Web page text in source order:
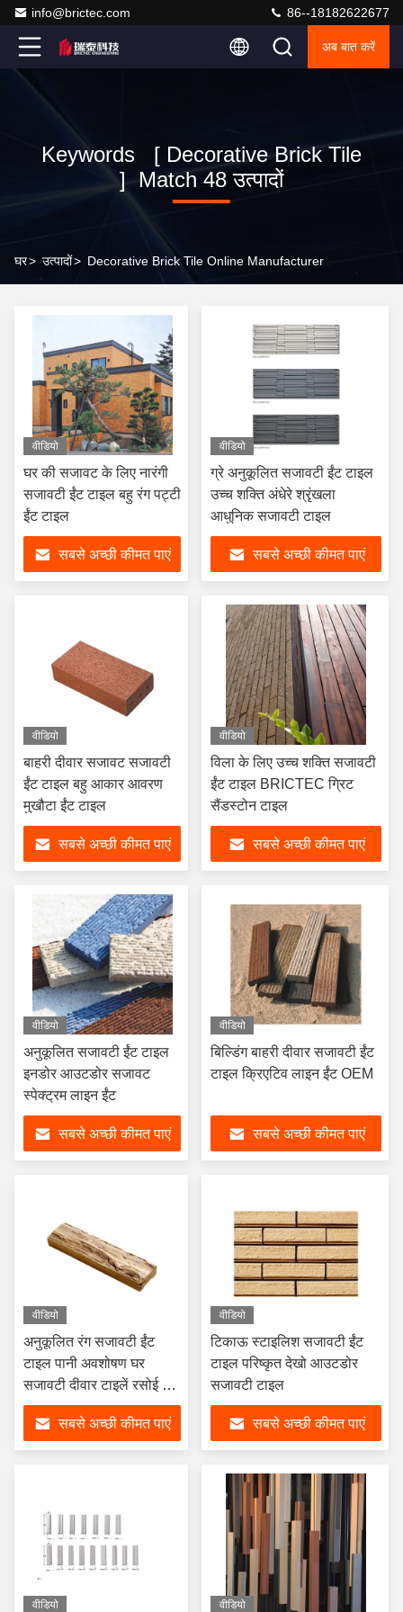
info@brictec.com 86--18182622677
अब बात करें
Keywords [ Decorative Brick Tile
] Match 48 उत्पादों
घर> उत्पादों> Decorative Brick Tile Online Manufacturer
वीडियो
घर की सजावट के लिए नारंगी
सजावटी ईंट टाइल बहु रंग पट्टी
ईंट टाइल
सबसे अच्छी कीमत पाएं
वीडियो
ग्रे अनुकूलित सजावटी ईंट टाइल
उच्च शक्ति अंधेरे श्रृंखला
आधुनिक सजावटी टाइल
सबसे अच्छी कीमत पाएं
वीडियो
बाहरी दीवार सजावट सजावटी
ईंट टाइल बहु आकार आवरण
मुखौटा ईंट टाइल
सबसे अच्छी कीमत पाएं
वीडियो
विला के लिए उच्च शक्ति सजावटी
ईंट टाइल BRICTEC ग्रिट
सैंडस्टोन टाइल
सबसे अच्छी कीमत पाएं
वीडियो
अनुकूलित सजावटी ईंट टाइल
इनडोर आउटडोर सजावट
स्पेक्ट्रम लाइन ईंट
सबसे अच्छी कीमत पाएं
वीडियो
बिल्डिंग बाहरी दीवार सजावटी ईंट
टाइल क्रिएटिव लाइन ईंट OEM
सबसे अच्छी कीमत पाएं
वीडियो
अनुकूलित रंग सजावटी ईंट
टाइल पानी अवशोषण घर
सजावटी दीवार टाइलें रसोई के
लिए
सबसे अच्छी कीमत पाएं
वीडियो
टिकाऊ स्टाइलिश सजावटी ईंट
टाइल परिष्कृत देखो आउटडोर
सजावटी टाइल
सबसे अच्छी कीमत पाएं
वीडियो वीडियो